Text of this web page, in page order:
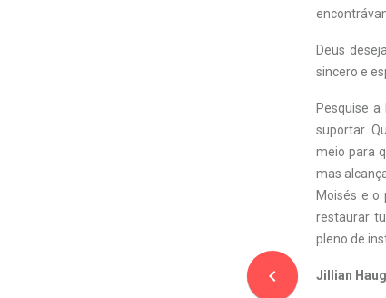
navigate_before
Deus
sincero e
Pesquise
suportar.
meio para
mas
Moisés e o
restaurar
pleno de
Jillian